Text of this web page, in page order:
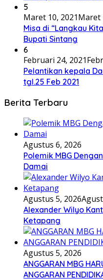
5
Maret 10, 2021Maret
Misa di “Langkau
Bupati Sintang
6
Februari 24, 2021
Pelantikan kepala
tgl.25 Feb 2021
Berita Terbaru
Agustus 6, 2026
Polemik MBG
Damai
Agustus 5, 2026
Alexander Wilyo
Ketapang
Agustus 5, 2026
ANGGARAN MBG
ANGGARAN